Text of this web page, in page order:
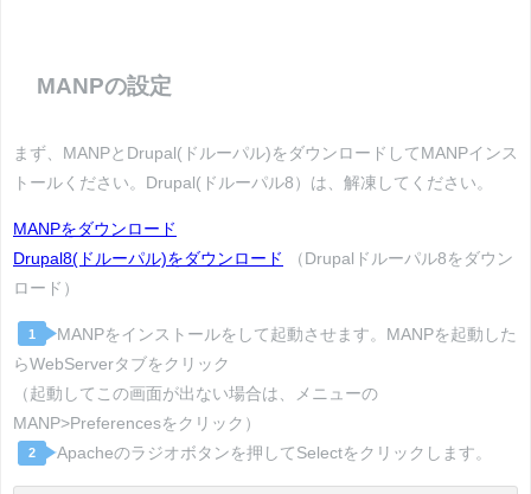
MANPの設定
まず、MANPとDrupal(ドルーパル)をダウンロードしてMANPインス
トールください。Drupal(ドルーパル8）は、解凍してください。
MANPをダウンロード
Drupal8(ドルーパル)をダウンロード
（Drupalドルーパル8をダウン
ロード）
1
MANPをインストールをして起動させます。MANPを起動した
らWebServerタブをクリック
（起動してこの画面が出ない場合は、メニューの
MANP>Preferencesをクリック）
2 Apacheのラジオボタンを押してSelectをクリックします。